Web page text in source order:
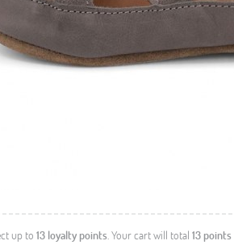
up to 13 loyalty points. Your cart will total 13points